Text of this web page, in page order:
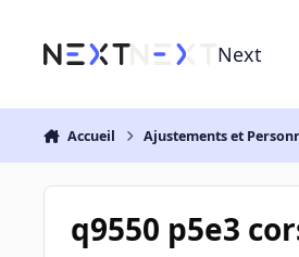
Next
Accueil Ajustements et
q9550 p5e3